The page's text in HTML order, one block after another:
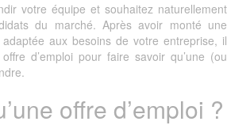
votre équipe et souhaitez naturellement
du marché. Après avoir monté une
aux besoins de votre entreprise, il
d’emploi pour faire savoir qu’une (ou
offre d’emploi ?